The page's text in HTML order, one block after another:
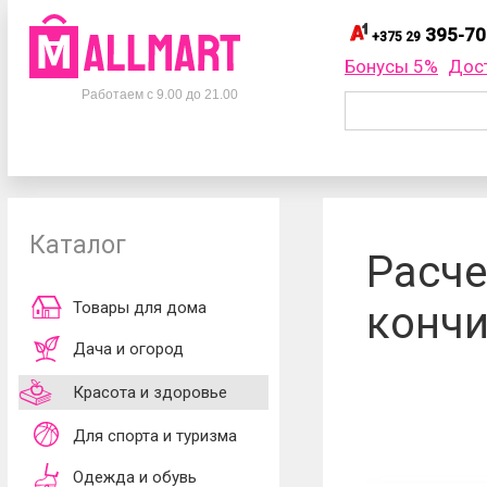
Телефоны
+375 33395-70-75
Работаем с 9.00 до 21.00
+375 29 395-
+375 29
обработки
принимаю
Бонусы 5%
Каталог
Товары для дома
Дача и огород
Красота и здоровье
Для спорта и туризма
Одежда и обувь